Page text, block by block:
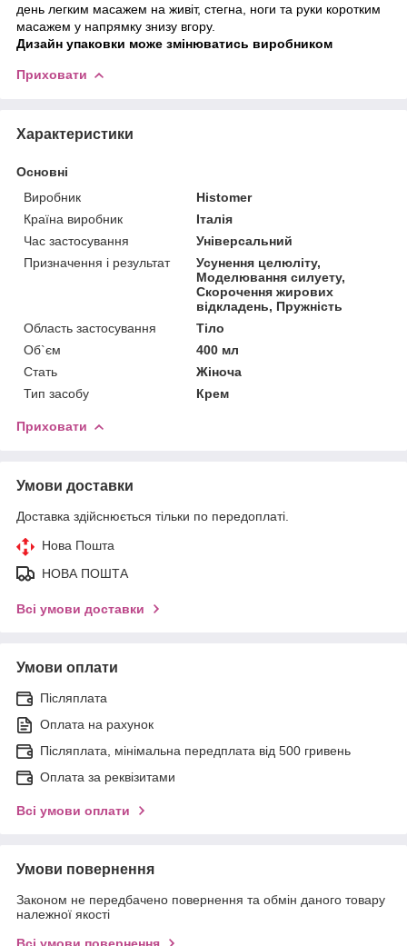
день легким масажем на живіт, стегна, ноги та руки коротким
масажем у напрямку знизу вгору.
Дизайн упаковки може змінюватись виробником
Приховати
Характеристики
Основні
Виробник
Histomer
Країна виробник
Італія
Час застосування
Універсальний
Призначення і результат
Усунення целюліту,
Моделювання силуету,
Скорочення жирових
відкладень, Пружність
Область застосування
Тіло
Об`єм
400 мл
Стать
Жіноча
Тип засобу
Крем
Приховати
Умови доставки
Доставка здійснюється тільки по передоплаті.
Нова Пошта
НОВА ПОШТА
Всі умови доставки
Умови оплати
Післяплата
Оплата на рахунок
Післяплата, мінімальна передплата від 500 гривень
Оплата за реквізитами
Всі умови оплати
Умови повернення
Законом не передбачено повернення та обмін даного товару
належної якості
Всі умови повернення